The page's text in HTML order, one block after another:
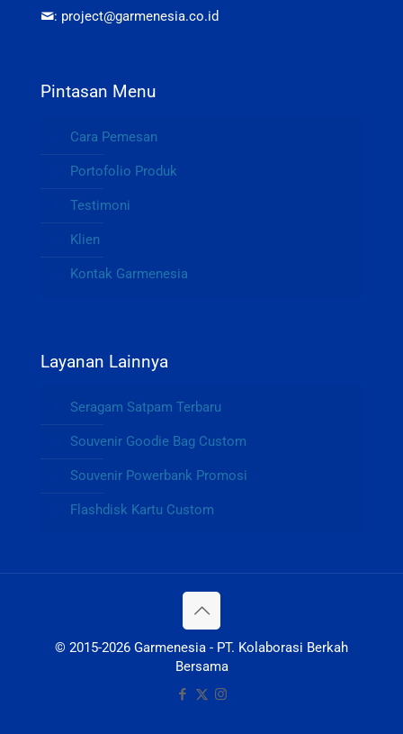
: project@garmenesia.co.id
Pintasan Menu
Cara Pemesan
Portofolio Produk
Testimoni
Klien
Kontak Garmenesia
Layanan Lainnya
Seragam Satpam Terbaru
Souvenir Goodie Bag Custom
Souvenir Powerbank Promosi
Flashdisk Kartu Custom
© 2015-2026 Garmenesia - PT. Kolaborasi Berkah
Bersama